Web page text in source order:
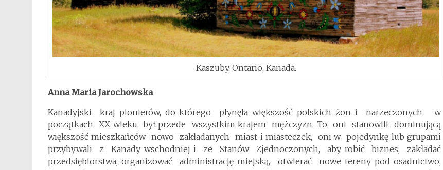
Kaszuby, Ontario, Kanada.
Anna Maria Jarochowska
Kanadyjski kraj pionierów, do którego płynęła większość polskich żon i narzeczonych w
początkach XX wieku był przede wszystkim krajem mężczyzn. To oni stanowili dominującą
większość mieszkańców nowo zakładanych miast i miasteczek, oni w pojedynkę lub grupami
przybywali z Kanady wschodniej i ze Stanów Zjednoczonych, aby robić biznes, zakładać
przedsiębiorstwa, organizować administrację miejską, otwierać nowe tereny pod osadnictwo,